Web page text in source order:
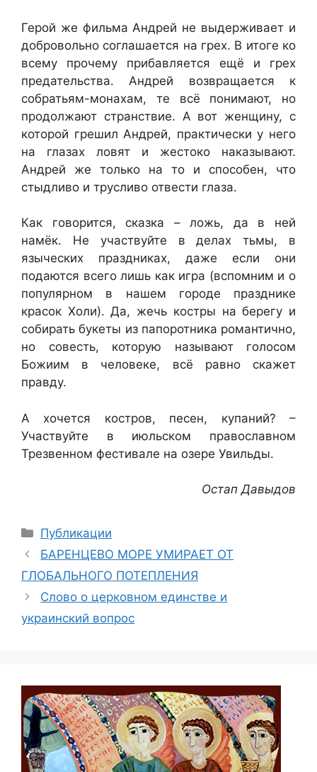
Герой же фильма Андрей не выдерживает и
добровольно соглашается на грех. В итоге ко
всему прочему прибавляется ещё и грех
предательства. Андрей возвращается к
собратьям-монахам, те всё понимают, но
продолжают странствие. А вот женщину, с
которой грешил Андрей, практически у него
на глазах ловят и жестоко наказывают.
Андрей же только на то и способен, что
стыдливо и трусливо отвести глаза.
Как говорится, сказка – ложь, да в ней
намёк. Не участвуйте в делах тьмы, в
языческих праздниках, даже если они
подаются всего лишь как игра (вспомним и о
популярном в нашем городе празднике
красок Холи). Да, жечь костры на берегу и
собирать букеты из папоротника романтично,
но совесть, которую называют голосом
Божиим в человеке, всё равно скажет
правду.
А хочется костров, песен, купаний? –
Участвуйте в июльском православном
Трезвенном фестивале на озере Увильды.
Остап Давыдов
Рубрики
Публикации
БАРЕНЦЕВО МОРЕ УМИРАЕТ ОТ
ГЛОБАЛЬНОГО ПОТЕПЛЕНИЯ
Слово о церковном единстве и
украинский вопрос